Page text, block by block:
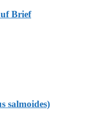
Brief
salmoides)